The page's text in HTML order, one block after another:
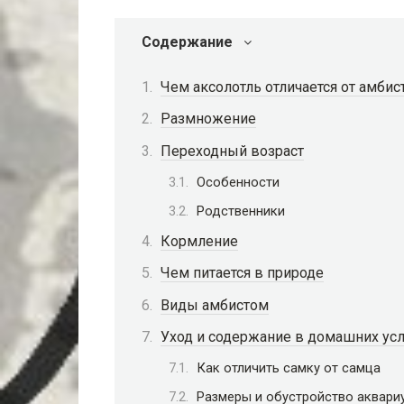
Содержание
Чем аксолотль отличается от
Размножение
Переходный возраст
Особенности
Родственники
Кормление
Чем питается в природе
Виды амбистом
Уход и содержание в домашних
Как отличить самку от самца
Размеры и обустройство